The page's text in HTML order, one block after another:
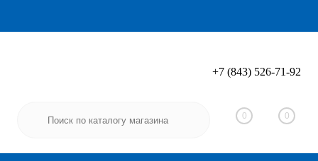
Вход Регистрация
+7 (843) 526-71-92
0 0